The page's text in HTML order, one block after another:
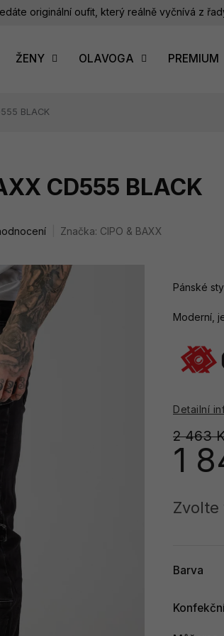
originální oufit, který reálně vyčnívá z
ŽENY OLAVOGA PREMIUM
BLACK
CD555 BLACK
Značka: CIPO & BAXX
2 463
1
cena:
Zvolte
Barva
Pánské
Moderní,
Detailní